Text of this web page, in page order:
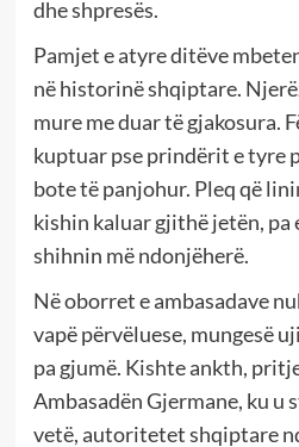
dhe shpresës.
Pamjet e atyre ditëve
në historinë shqiptare.
mure me duar të gjakosura.
kuptuar pse prindërit e tyre
bote të panjohur. Pleq që
kishin kaluar gjithë jetën, pa
shihnin më ndonjëherë.
Në oborret e ambasadave
vapë përvëluese, mungesë
pa gjumë. Kishte ankth,
Ambasadën Gjermane, ku u
vetë, autoritetet shqiptare